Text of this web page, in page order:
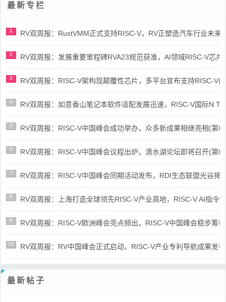
最新专栏
1 RV双周报：RustVMM正式支持RISC-V，RV正塑造汽车行业未来
2 RV双周报：发展重要里程碑RVA23规范获准，AI领域RISC-V芯
3 RV双周报：RISC-V架构现颠覆性芯片，多平台宣布支持RISC-V(
4 RV双周报：如意香山笔记本软件适配发展迅速，RISC-V国际N
5 RV双周报：RISC-V中国峰会成功举办，众多新成果相继亮相(第
6 RV双周报：RISC-V中国峰会议程出炉，滴水湖论坛即将召开(第
7 RV双周报：RISC-V中国峰会同期活动发布，RDI生态联盟光谷揭
8 RV双周报：上海打造全球领先RISC-V产业高地，RISC-V AI指令
9 RV双周报：RISC-V欧洲峰会亮点频出，RISC-V中国峰会稳步筹
10 RV双周报：RV中国峰会正式启动，RISC-V产业专利导航成果发
最新帖子